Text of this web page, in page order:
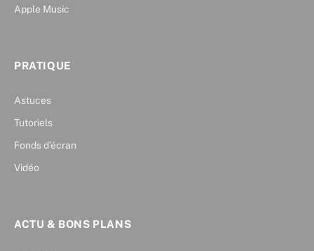
Apple Music
PRATIQUE
Astuces
Tutoriels
Fonds d’écran
Vidéo
ACTU & BONS PLANS